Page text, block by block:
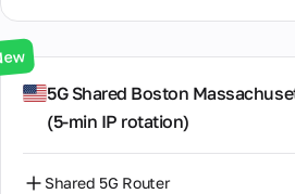
30天 / ∞ GB / $50.00
5G Shared Boston
(5‑min IP rotation)
Shared 5G Router